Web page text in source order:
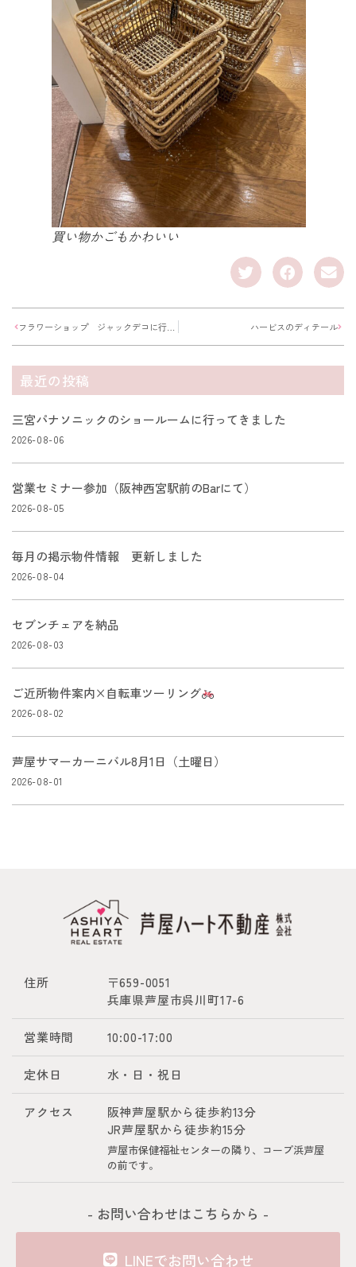
買い物かごもかわいい
ハービスのディテール
最近の投稿
三宮パナソニックのショールームに行ってきました
2026-08-06
営業セミナー参加（阪神西宮駅前のBarにて）
2026-08-05
毎月の掲示物件情報 更新しました
2026-08-04
セブンチェアを納品
2026-08-03
ご近所物件案内×自転車ツーリング
2026-08-02
芦屋サマーカーニバル8月1日（土曜日）
2026-08-01
住所
〒659-0051
兵庫県芦屋市呉川町17-6
営業時間 10:00-17:00
定休日 水・日・祝日
アクセス
阪神芦屋駅から徒歩約13分
JR芦屋駅から徒歩約15分
芦屋市保健福祉センターの隣り、コープ浜芦屋
の前です。
- お問い合わせはこちらから -
LINEでお問い合わせ